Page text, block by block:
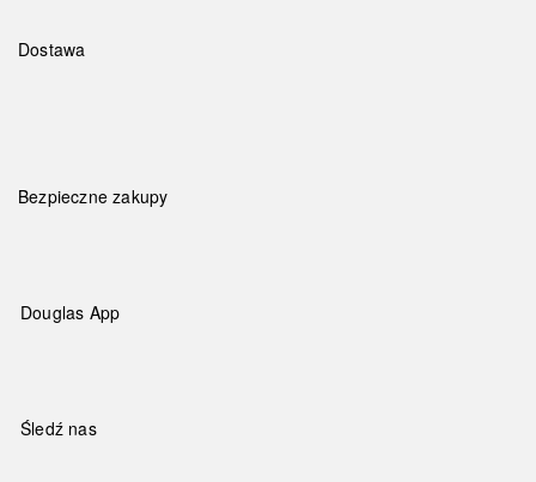
Dostawa
Bezpieczne zakupy
Douglas App
Śledź nas